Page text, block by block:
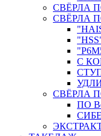
СВЁРЛА
СВЁРЛА
С
СВЁРЛА
ПО